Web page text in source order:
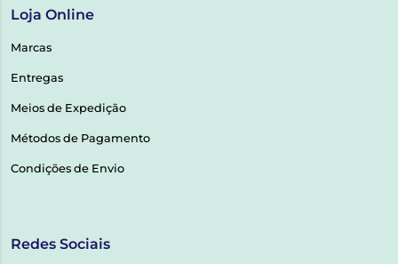
Loja Online
Marcas
Entregas
Meios de Expedição
Métodos de Pagamento
Condições de Envio
Redes Sociais